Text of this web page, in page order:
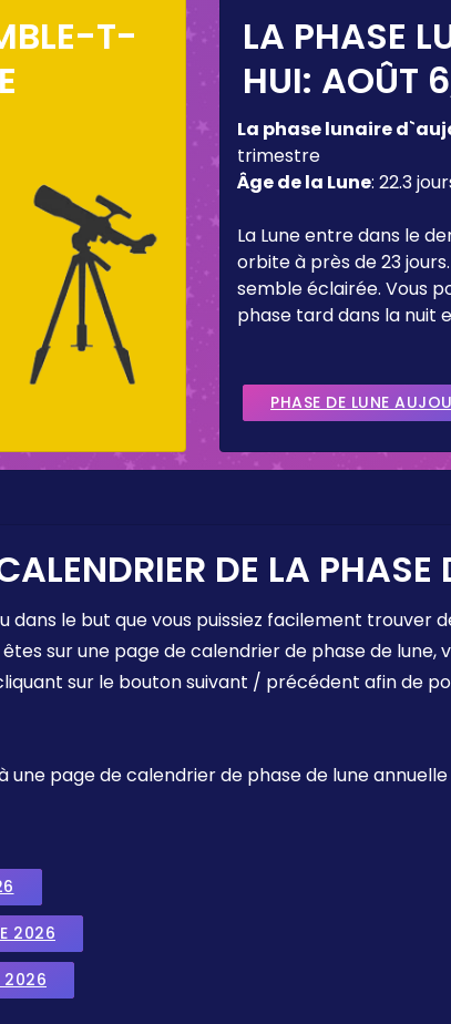
T-
LA PHASE
HUI: AOÛT
La phase lunaire
trimestre
Âge de la Lune: 22.3
La Lune entre dans le
orbite à près de 23
semble éclairée. Vous
phase tard dans la nuit
PHASE DE LUNE
DE LA PHASE
le but que vous puissiez facilement trouver
sur une page de calendrier de phase de
sur le bouton suivant / précédent afin de
une page de calendrier de phase de lune
2026
2026